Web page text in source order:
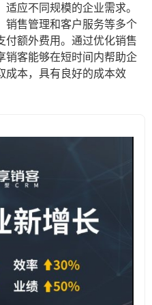
应不同规模的企业需求。
销售管理和客户服务等多个
付额外费用。通过优化销售
销客能够在短时间内帮助企
成本，具有良好的成本效